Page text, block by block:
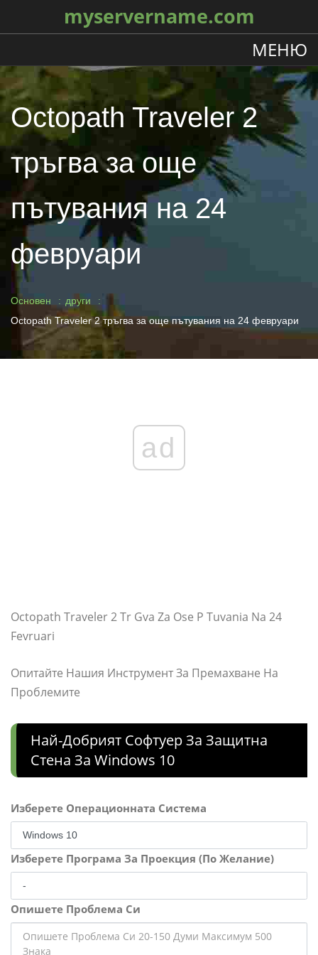
myservername.com
МЕНЮ
Octopath Traveler 2
тръгва за още
пътувания на 24
февруари
Основен
други
Octopath Traveler 2 тръгва за още пътувания на 24 февруари
ad
Octopath Traveler 2 Tr Gva Za Ose P Tuvania Na 24
Fevruari
Опитайте Нашия Инструмент За Премахване На
Проблемите
Най-Добрият Софтуер За Защитна
Стена За Windows 10
Изберете Операционната Система
Изберете Програма За Проекция (По Желание)
Опишете Проблема Си